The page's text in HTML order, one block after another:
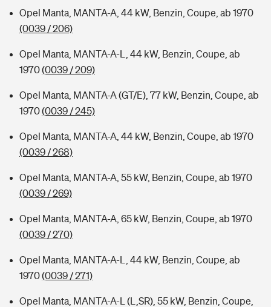
Sie haben Fragen?
Zur Übersicht
Kinderunfall-Check: Mehr Sicherheit für deine Kids
Typklassen: So ist Ihr Auto eingestuft
Sie haben Fragen?
Opel Manta, MANTA-A, 44 kW, Benzin, Coupe, ab 1970
(0039 / 206)
Opel Manta, MANTA-A-L, 44 kW, Benzin, Coupe, ab
1970(0039 / 209)
Opel Manta, MANTA-A (GT/E), 77 kW, Benzin, Coupe, ab
1970(0039 / 245)
Opel Manta, MANTA-A, 44 kW, Benzin, Coupe, ab 1970
(0039 / 268)
Opel Manta, MANTA-A, 55 kW, Benzin, Coupe, ab 1970
(0039 / 269)
Opel Manta, MANTA-A, 65 kW, Benzin, Coupe, ab 1970
(0039 / 270)
Opel Manta, MANTA-A-L, 44 kW, Benzin, Coupe, ab
1970(0039 / 271)
Opel Manta, MANTA-A-L (L,SR), 55 kW, Benzin, Coupe,